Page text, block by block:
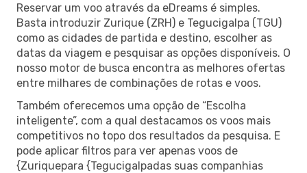
Reservar um voo através da eDreams é simples.
Basta introduzir Zurique (ZRH) e Tegucigalpa (TGU)
como as cidades de partida e destino, escolher as
datas da viagem e pesquisar as opções disponíveis. O
nosso motor de busca encontra as melhores ofertas
entre milhares de combinações de rotas e voos.
Também oferecemos uma opção de “Escolha
inteligente”, com a qual destacamos os voos mais
competitivos no topo dos resultados da pesquisa. E
pode aplicar filtros para ver apenas voos de
{Zuriquepara {Tegucigalpadas suas companhias